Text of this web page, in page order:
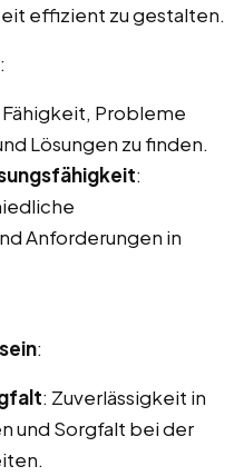
effizient zu gestalten.
:
Fähigkeit, Probleme
Lösungen zu finden.
:
Anforderungen in
:
: Zuverlässigkeit in
und Sorgfalt bei der